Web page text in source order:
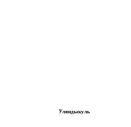
Уляндыкуль